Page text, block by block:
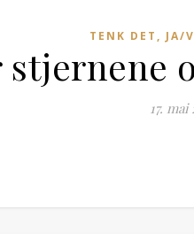
TENK DET, JA/
17. mai